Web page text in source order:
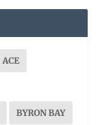
ACE
BYRON BAY